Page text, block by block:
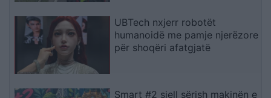
UBTech nxjerr robotët
humanoidë me pamje njerëzore
për shoqëri afatgjatë
Smart #2 sjell sërish makinën e